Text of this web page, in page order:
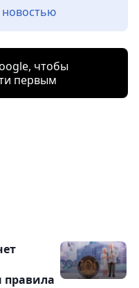
новостью
чтобы
первым
правила